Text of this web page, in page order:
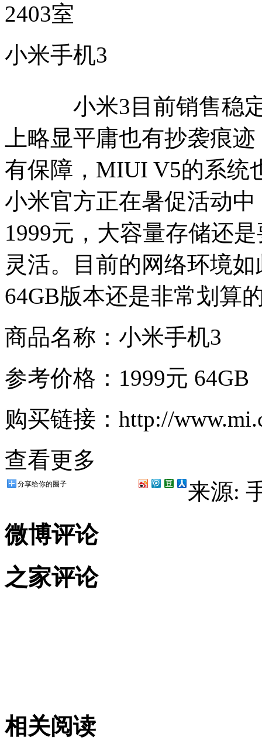
2403室
小米手机3
小米3目前销售稳定
上略显平庸也有抄袭痕
有保障，MIUI V5的系统
小米官方正在暑促活动
1999元，大容量存储还
灵活。目前的网络环境
64GB版本还是非常划算
商品名称：小米手机3
参考价格：1999元 64GB
购买链接：http://
查看更多
分享给你的圈子 来源:
微博评论
之家评论
相关阅读